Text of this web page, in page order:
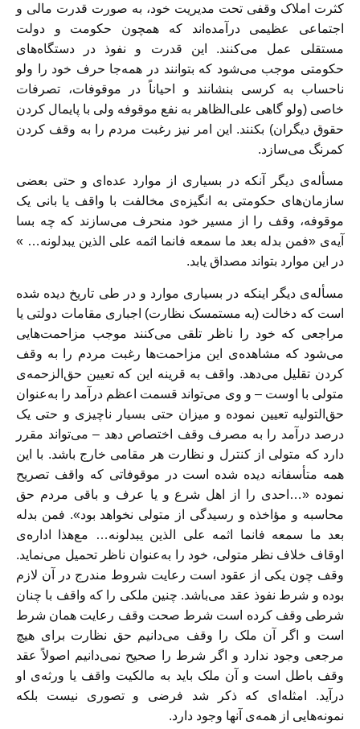
کثرت املاک وقفی تحت مدیریت خود، به صورت قدرت مالی و
اجتماعی عظیمی درآمده‌اند که همچون حکومت و دولت
مستقلی عمل می‌کنند. این قدرت و نفوذ در دستگاه‌های
حکومتی موجب می‌شود که بتوانند در همه‌جا حرف خود را ولو
ناحساب به کرسی بنشانند و احیاناً در موقوفات، تصرفات
خاصی (ولو گاهی على‌الظاهر به نفع موقوفه ولی با پایمال کردن
حقوق دیگران) بکنند. این امر نیز رغبت مردم را به وقف کردن
کمرنگ می‌سازد.
مسأله‌ی دیگر آنکه در بسیاری از موارد عده‌ای و حتی بعضی
سازمان‌های حکومتی به انگیزه‌ی مخالفت با واقف یا بانی یک
موقوفه، وقف را از مسیر خود منحرف می‌سازند که چه بسا
آیه‌ی «فمن بدله بعد ما سمعه فانما اثمه على الذين يبدلونه… »
در این موارد بتواند مصداق یابد.
مسأله‌ی دیگر اینکه در بسیاری موارد و در طی تاریخ دیده شده
است که دخالت (به مستمسک نظارت) اجباری مقامات دولتی یا
مراجعی که خود را ناظر تلقی می‌کنند موجب مزاحمت‌هایی
می‌شود که مشاهده‌ی این مزاحمت‌ها رغبت مردم را به وقف
کردن تقلیل می‌دهد. واقف به قرینه این که تعیین حق‌الزحمه‌ی
متولی با اوست – و وی می‌تواند قسمت اعظم درآمد را به‌عنوان
حق‌التوليه تعيين نموده و میزان حتی بسیار ناچیزی و حتی یک
درصد درآمد را به مصرف وقف اختصاص دهد – می‌تواند مقرر
دارد که متولى از کنترل و نظارت هر مقامی خارج باشد. با این
همه متأسفانه دیده شده است در موقوفاتی که واقف تصریح
نموده «…احدی را از اهل شرع و يا عرف و باقی مردم حق
محاسبه و مؤاخذه و رسیدگی از متولی نخواهد بود». فمن بدله
بعد ما سمعه فانما اثمه على الذين يبدلونه… مع‌هذا اداره‌ی
اوقاف خلاف نظر متولی، خود را به‌عنوان ناظر تحمیل می‌نماید.
وقف چون یکی از عقود است رعایت شروط مندرج در آن لازم
بوده و شرط نفوذ عقد می‌باشد. چنین ملکی را که واقف با چنان
شرطی وقف کرده است شرط صحت وقف رعایت همان شرط
است و اگر آن ملک را وقف می‌دانیم حق نظارت برای هیچ
مرجعی وجود ندارد و اگر شرط را صحیح نمی‌دانیم اصولاً عقد
وقف باطل است و آن ملک باید به مالکیت واقف يا ورثه‌ی او
درآید. امثله‌اى که ذکر شد فرضی و تصوری نیست بلکه
نمونه‌هايى از همه‌ی آنها وجود دارد.